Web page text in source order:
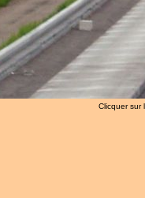
Clicquer sur